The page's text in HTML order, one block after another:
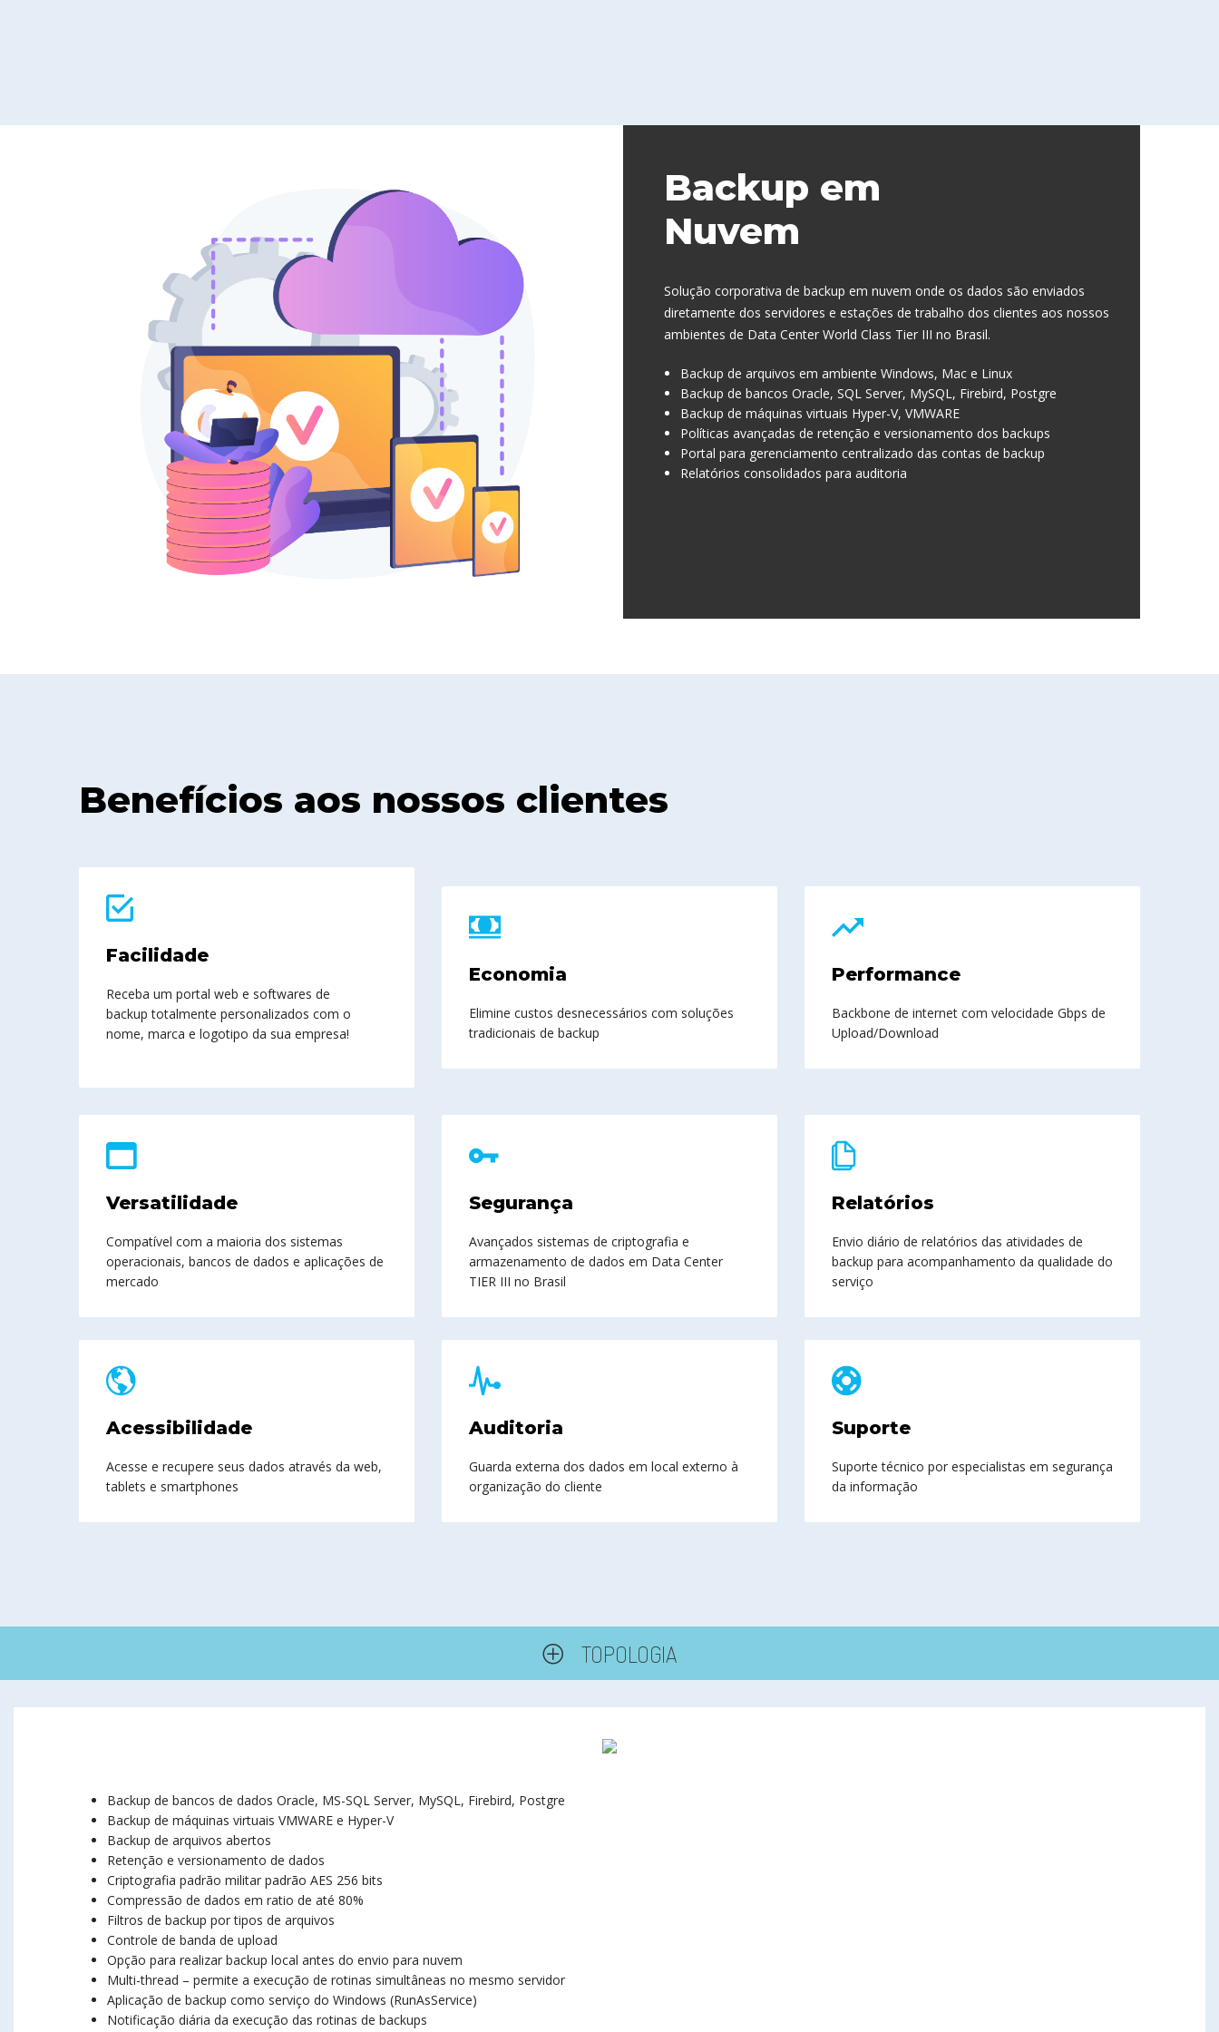
Backup em
Nuvem
Solução corporativa de backup em nuvem onde os dados são enviados
diretamente dos servidores e estações de trabalho dos clientes aos nossos
ambientes de Data Center World Class Tier III no Brasil.
Backup de arquivos em ambiente Windows, Mac e Linux
Backup de bancos Oracle, SQL Server, MySQL, Firebird, Postgre
Backup de máquinas virtuais Hyper-V, VMWARE
Políticas avançadas de retenção e versionamento dos backups
Portal para gerenciamento centralizado das contas de backup
Relatórios consolidados para auditoria
Benefícios aos nossos clientes
Facilidade
Receba um portal web e softwares de
backup totalmente personalizados com o
nome, marca e logotipo da sua empresa!
Economia
Elimine custos desnecessários com soluções
tradicionais de backup
Performance
Backbone de internet com velocidade Gbps de
Upload/Download
Versatilidade
Compatível com a maioria dos sistemas
operacionais, bancos de dados e aplicações de
mercado
Segurança
Avançados sistemas de criptografia e
armazenamento de dados em Data Center
TIER III no Brasil
Relatórios
Envio diário de relatórios das atividades de
backup para acompanhamento da qualidade do
serviço
Acessibilidade
Acesse e recupere seus dados através da web,
tablets e smartphones
Auditoria
Guarda externa dos dados em local externo à
organização do cliente
Suporte
Suporte técnico por especialistas em segurança
da informação
TOPOLOGIA
Backup de bancos de dados Oracle, MS-SQL Server, MySQL, Firebird, Postgre
Backup de máquinas virtuais VMWARE e Hyper-V
Backup de arquivos abertos
Retenção e versionamento de dados
Criptografia padrão militar padrão AES 256 bits
Compressão de dados em ratio de até 80%
Filtros de backup por tipos de arquivos
Controle de banda de upload
Opção para realizar backup local antes do envio para nuvem
Multi-thread – permite a execução de rotinas simultâneas no mesmo servidor
Aplicação de backup como serviço do Windows (RunAsService)
Notificação diária da execução das rotinas de backups